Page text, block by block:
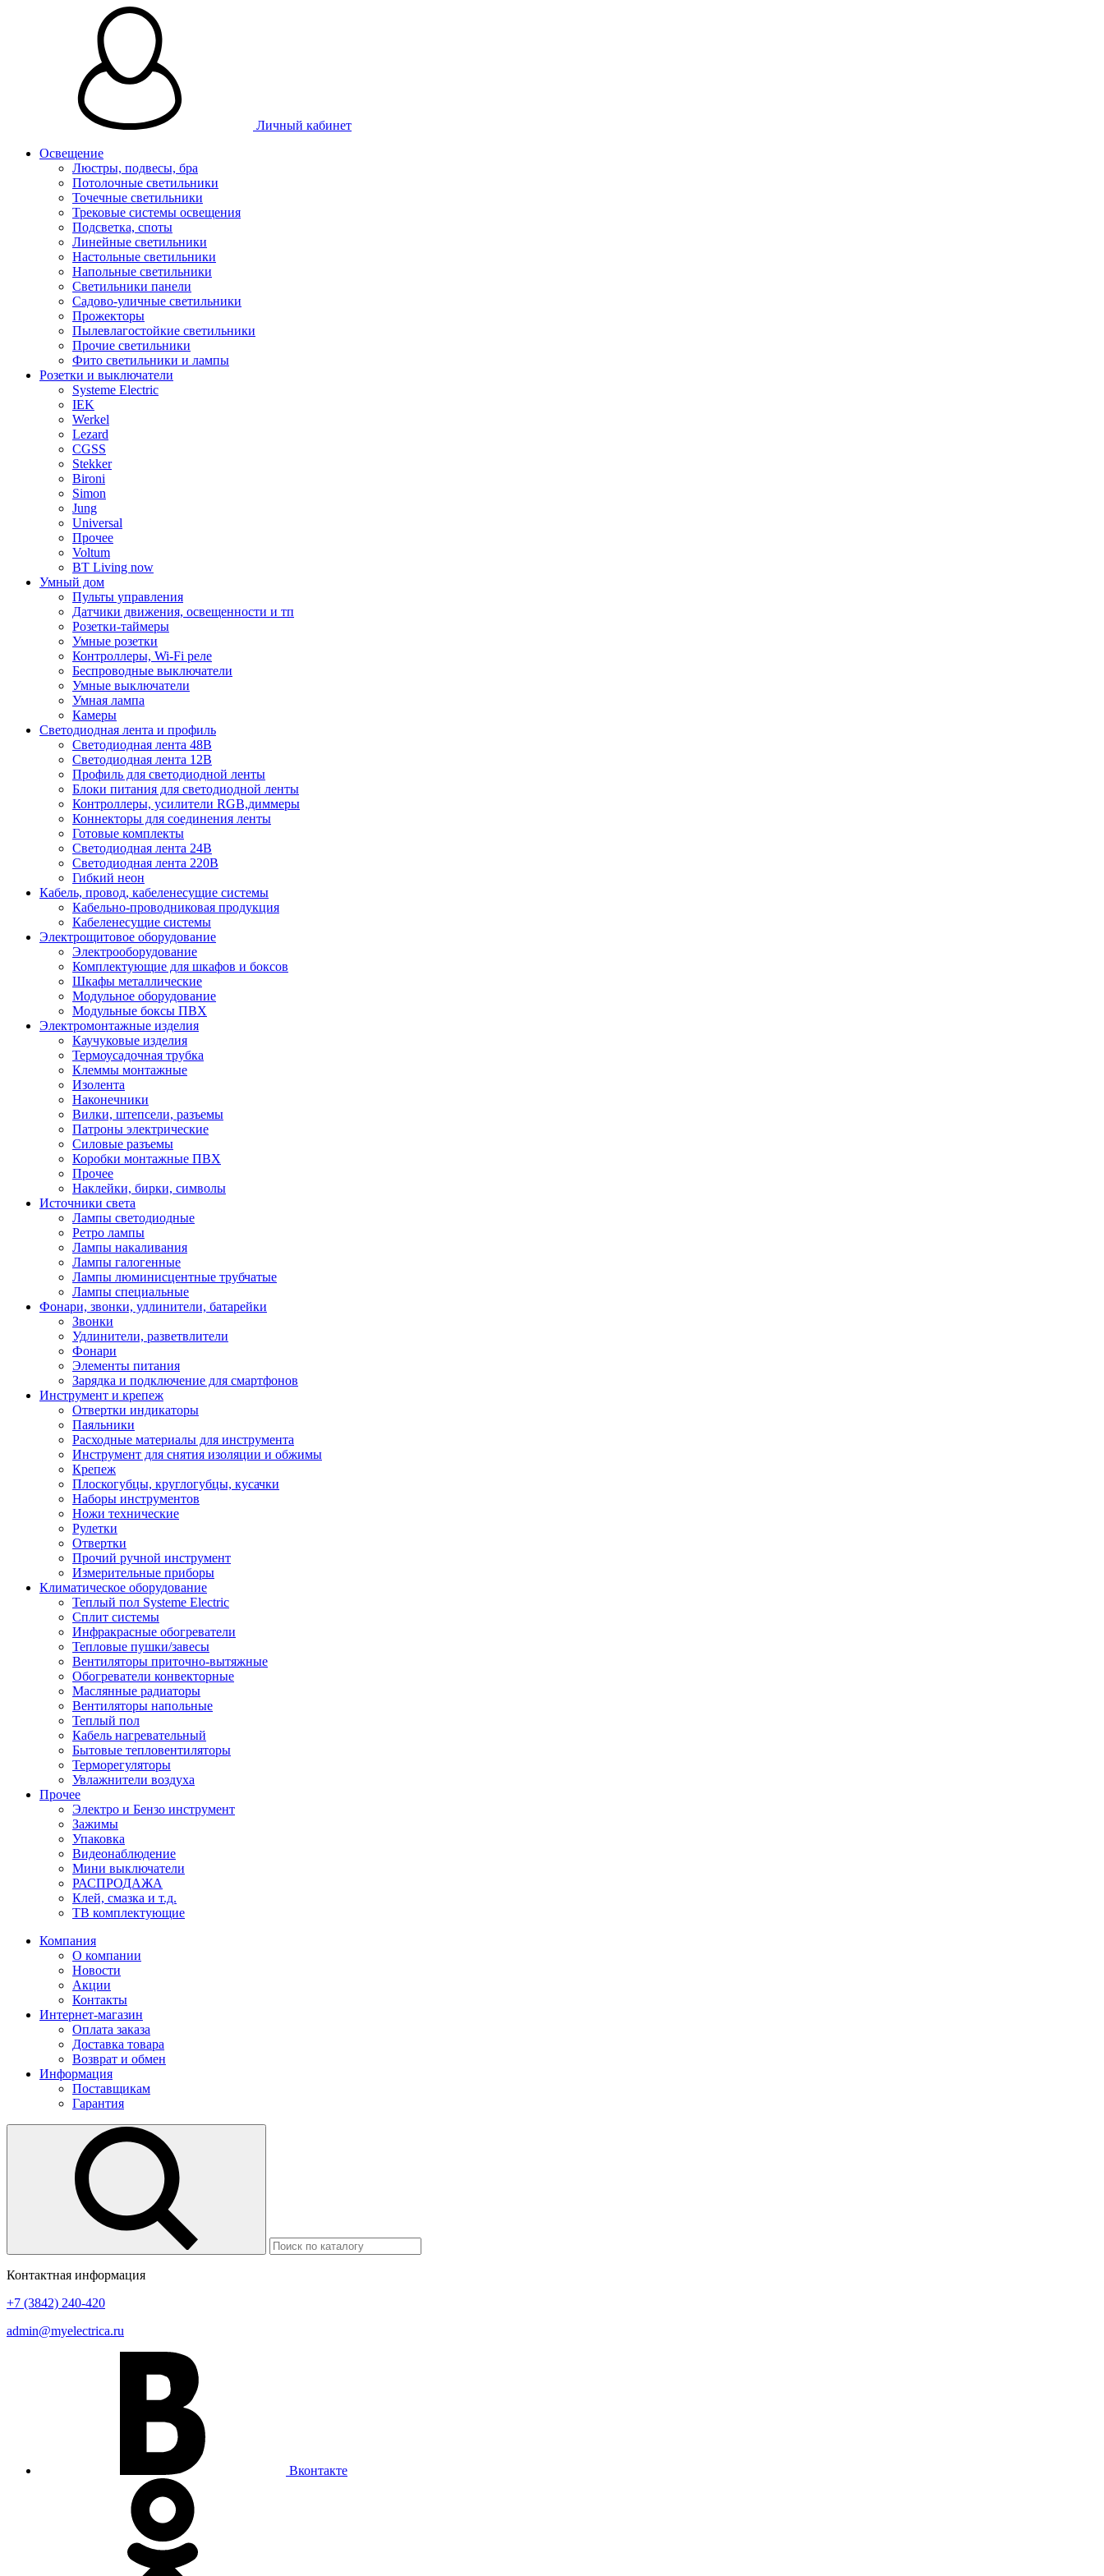
Личный кабинет
Освещение
Люстры, подвесы, бра
Потолочные светильники
Точечные светильники
Трековые системы освещения
Подсветка, споты
Линейные светильники
Настольные светильники
Напольные светильники
Светильники панели
Садово-уличные светильники
Прожекторы
Пылевлагостойкие светильники
Прочие светильники
Фито светильники и лампы
Розетки и выключатели
Systeme Electric
IEK
Werkel
Lezard
CGSS
Stekker
Bironi
Simon
Jung
Universal
Прочее
Voltum
BT Living now
Умный дом
Пульты управления
Датчики движения, освещенности и тп
Розетки-таймеры
Умные розетки
Контроллеры, Wi-Fi реле
Беспроводные выключатели
Умные выключатели
Умная лампа
Камеры
Светодиодная лента и профиль
Светодиодная лента 48В
Светодиодная лента 12В
Профиль для светодиодной ленты
Блоки питания для светодиодной ленты
Контроллеры, усилители RGB,диммеры
Коннекторы для соединения ленты
Готовые комплекты
Светодиодная лента 24В
Светодиодная лента 220В
Гибкий неон
Кабель, провод, кабеленесущие системы
Кабельно-проводниковая продукция
Кабеленесущие системы
Электрощитовое оборудование
Электрооборудование
Комплектующие для шкафов и боксов
Шкафы металлические
Модульное оборудование
Модульные боксы ПВХ
Электромонтажные изделия
Каучуковые изделия
Термоусадочная трубка
Клеммы монтажные
Изолента
Наконечники
Вилки, штепсели, разъемы
Патроны электрические
Силовые разъемы
Коробки монтажные ПВХ
Прочее
Наклейки, бирки, символы
Источники света
Лампы светодиодные
Ретро лампы
Лампы накаливания
Лампы галогенные
Лампы люминисцентные трубчатые
Лампы специальные
Фонари, звонки, удлинители, батарейки
Звонки
Удлинители, разветвлители
Фонари
Элементы питания
Зарядка и подключение для смартфонов
Инструмент и крепеж
Отвертки индикаторы
Паяльники
Расходные материалы для инструмента
Инструмент для снятия изоляции и обжимы
Крепеж
Плоскогубцы, круглогубцы, кусачки
Наборы инструментов
Ножи технические
Рулетки
Отвертки
Прочий ручной инструмент
Измерительные приборы
Климатическое оборудование
Теплый пол Systeme Electric
Сплит системы
Инфракрасные обогреватели
Тепловые пушки/завесы
Вентиляторы приточно-вытяжные
Обогреватели конвекторные
Маслянные радиаторы
Вентиляторы напольные
Теплый пол
Кабель нагревательный
Бытовые тепловентиляторы
Терморегуляторы
Увлажнители воздуха
Прочее
Электро и Бензо инструмент
Зажимы
Упаковка
Видеонаблюдение
Мини выключатели
РАСПРОДАЖА
Клей, смазка и т.д.
ТВ комплектующие
Компания
О компании
Новости
Акции
Контакты
Интернет-магазин
Оплата заказа
Доставка товара
Возврат и обмен
Информация
Поставщикам
Гарантия
Контактная информация
+7 (3842) 240-420
admin@myelectrica.ru
Вконтакте